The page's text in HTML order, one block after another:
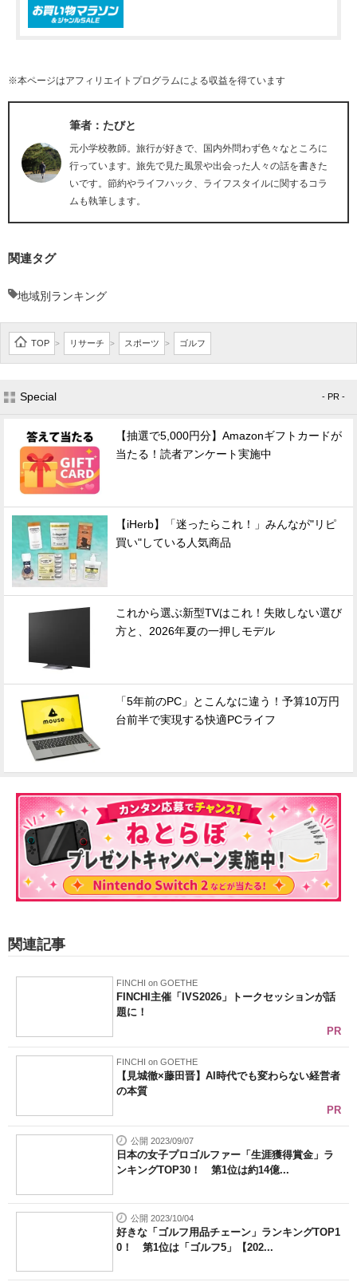
※本ページはアフィリエイトプログラムによる収益を得ています
筆者：たびと
元小学校教師。旅行が好きで、国内外問わず色々なところに
行っています。旅先で見た風景や出会った人々の話を書きた
いです。節約やライフハック、ライフスタイルに関するコラ
ムも執筆します。
関連タグ
地域別ランキング
TOP > リサーチ > スポーツ > ゴルフ
Special - PR -
【抽選で5,000円分】Amazonギフトカードが
当たる！読者アンケート実施中
【iHerb】「迷ったらこれ！」みんなが"リピ
買い"している人気商品
これから選ぶ新型TVはこれ！失敗しない選び
方と、2026年夏の一押しモデル
「5年前のPC」とこんなに違う！予算10万円
台前半で実現する快適PCライフ
関連記事
FINCHI on GOETHE
FINCHI主催「IVS2026」トークセッションが話
題に！
PR
FINCHI on GOETHE
【見城徹×藤田晋】AI時代でも変わらない経営者
の本質
PR
公開 2023/09/07
日本の女子プロゴルファー「生涯獲得賞金」ラ
ンキングTOP30！ 第1位は約14億...
公開 2023/10/04
好きな「ゴルフ用品チェーン」ランキングTOP1
0！ 第1位は「ゴルフ5」【202...